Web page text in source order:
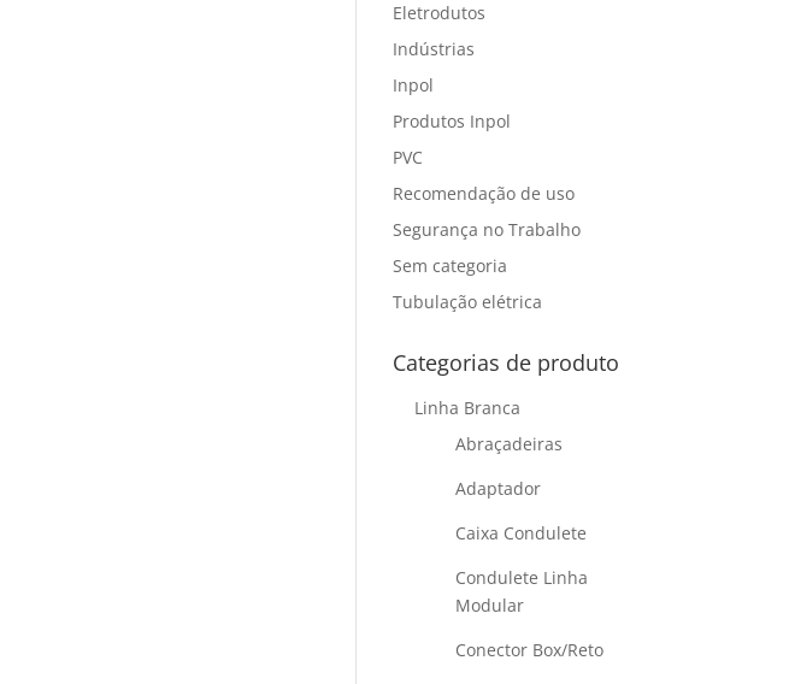
Eletrodutos
Indústrias
Inpol
Produtos Inpol
PVC
Recomendação de uso
Segurança no Trabalho
Sem categoria
Tubulação elétrica
Categorias de produto
Linha Branca
Abraçadeiras
Adaptador
Caixa Condulete
Condulete Linha
Modular
Conector Box/Reto